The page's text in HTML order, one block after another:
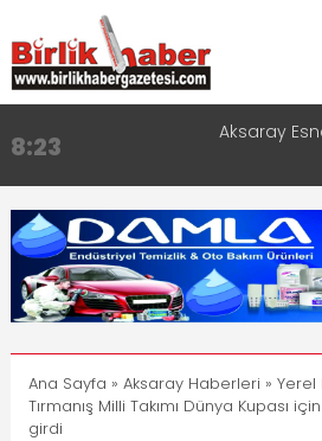
8:23 Aksaray
11:30
Birlikhaber.com Yayın
13:33 Taşımacılıkta
17:15
Aksaray OSB Bölge
16:00
Aksaray Esnaf Rehberi
Ana Sayfa » Aksaray Haberleri »
Tırmanış Milli Takımı Dünya Kupası
girdi